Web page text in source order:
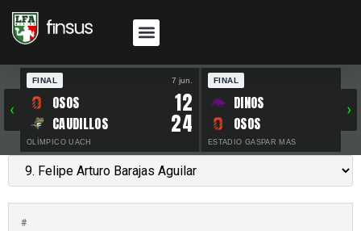
‹
FINAL 7 jun.
OSOS 12
CAUDILLOS 24
OLÍMPICO UACH
FINAL
DINOS
OSOS
ESTADIO GASPAR MAS
›
#